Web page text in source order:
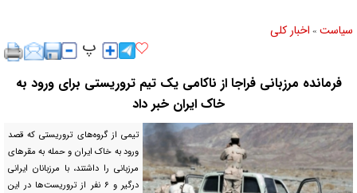
سیاست » اخبار کلی
فرمانده مرزبانی فراجا از ناکامی یک تیم تروریستی برای ورود به
خاک ایران خبر داد
تیمی از گروه‌های تروریستی که قصد
ورود به خاک ایران و حمله به مقر‌های
مرزبانی را داشتند، با مرزبانان ایرانی
درگیر و ۶ نفر از تروریست‌ها در این